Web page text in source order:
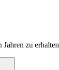
zu erhalten